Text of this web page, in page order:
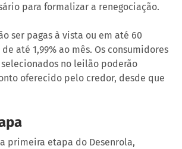
para formalizar a renegociação.
ser pagas à vista ou em até 60
até 1,99% ao mês. Os consumidores
no leilão poderão
oferecido pelo credor, desde que
primeira etapa do Desenrola,